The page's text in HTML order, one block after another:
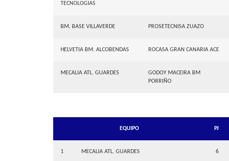
TECNOLOGIAS
BM. BASE VILLAVERDE PROSETECNISA ZUAZO
HELVETIA BM. ALCOBENDAS ROCASA GRAN CANARIA ACE
MECALIA ATL. GUARDES
GODOY MACEIRA BM
PORRIÑO
EQUIPO PJ
1 MECALIA ATL. GUARDES 6